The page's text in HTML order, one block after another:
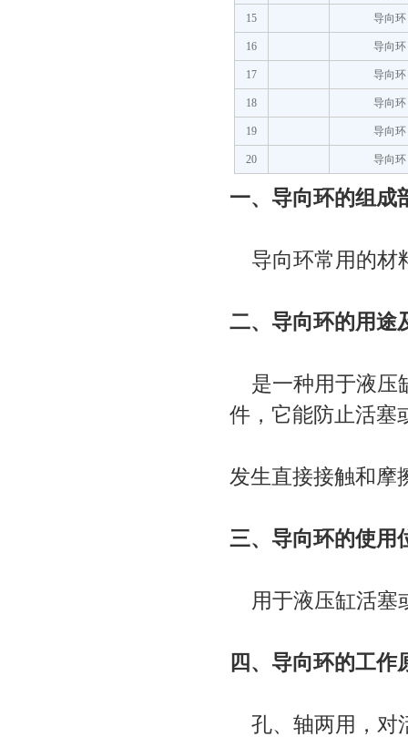
15 导向环
16 导向环
17 导向环
18 导向环
19 导向环
20 导向环
一、导向环的组成
导向环常用的材
二、导向环的用途
是一种用于液压
件，它能防止活塞
发生直接接触和摩
三、导向环的使用
用于液压缸活塞
四、导向环的工作
孔、轴两用，对